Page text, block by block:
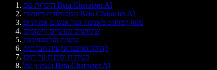
היכרות עם Beta.Character.AI
הטכנולוגיה מאחורי Beta.Character.AI
מגוון דמויות: מאנימה ועד אנשים אמיתיים
שימושים מעשיים ויישומים
נגישות ופלטפורמות
קהילה ואינטראקציה חברתית
בטיחות ופיקוח על תוכן
העתיד של Beta.Character.AI